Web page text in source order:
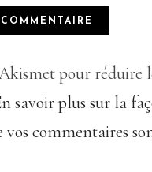
pour réduire
savoir plus sur la
vos commentaires